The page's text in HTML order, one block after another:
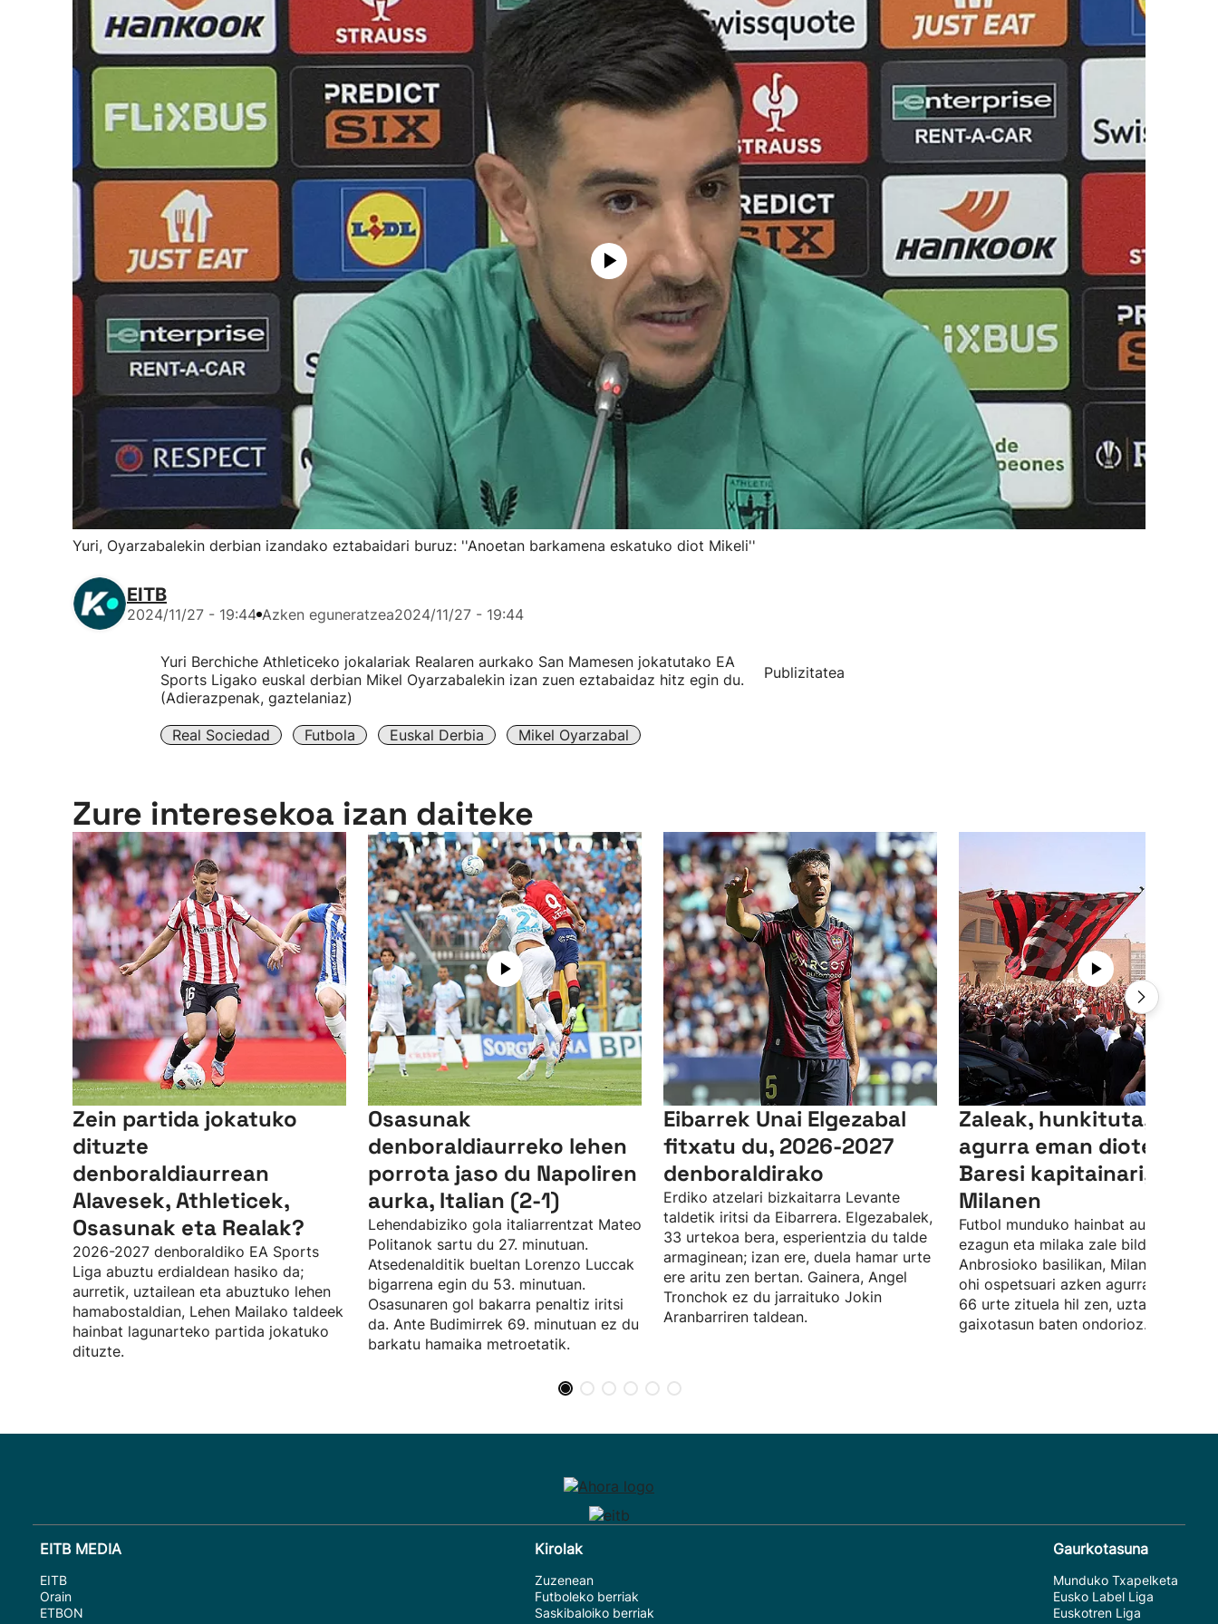
Yuri, Oyarzabalekin derbian izandako eztabaidari buruz: ''Anoetan barkamena eskatuko diot Mikeli''
EITB
2024/11/27 - 19:44 Azken eguneratzea2024/11/27 - 19:44
Yuri Berchiche Athleticeko jokalariak Realaren aurkako San Mamesen jokatutako EA
Sports Ligako euskal derbian Mikel Oyarzabalekin izan zuen eztabaidaz hitz egin du.
(Adierazpenak, gaztelaniaz)
Real Sociedad Futbola Euskal Derbia Mikel Oyarzabal
Publizitatea
Zure interesekoa izan daiteke
Zein partida jokatuko
dituzte
denboraldiaurrean
Alavesek, Athleticek,
Osasunak eta Realak?
2026-2027 denboraldiko EA Sports
Liga abuztu erdialdean hasiko da;
aurretik, uztailean eta abuztuko lehen
hamabostaldian, Lehen Mailako taldeek
hainbat lagunarteko partida jokatuko
dituzte.
Osasunak
denboraldiaurreko lehen
porrota jaso du Napoliren
aurka, Italian (2-1)
Lehendabiziko gola italiarrentzat Mateo
Politanok sartu du 27. minutuan.
Atsedenalditik bueltan Lorenzo Luccak
bigarrena egin du 53. minutuan.
Osasunaren gol bakarra penaltiz iritsi
da. Ante Budimirrek 69. minutuan ez du
barkatu hamaika metroetatik.
Eibarrek Unai Elgezabal
fitxatu du, 2026-2027
denboraldirako
Erdiko atzelari bizkaitarra Levante
taldetik iritsi da Eibarrera. Elgezabalek,
33 urtekoa bera, esperientzia du talde
armaginean; izan ere, duela hamar urte
ere aritu zen bertan. Gainera, Angel
Tronchok ez du jarraituko Jokin
Aranbarriren taldean.
Zaleak, hunkituta, azken
agurra eman diote
Baresi kapitainari,
Milanen
Futbol munduko hainbat aurpegi
ezagun eta milaka zale bildu dira San
Anbrosioko basilikan, Milanen
ohi ospetsuari azken agurra emateko.
66 urte zituela hil zen, uztailaren 31n,
gaixotasun baten ondorioz.
EITB MEDIA
EITB
Orain
ETBON
Kirolak
Zuzenean
Futboleko berriak
Saskibaloiko berriak
Gaurkotasuna
Munduko Txapelketa
Eusko Label Liga
Euskotren Liga